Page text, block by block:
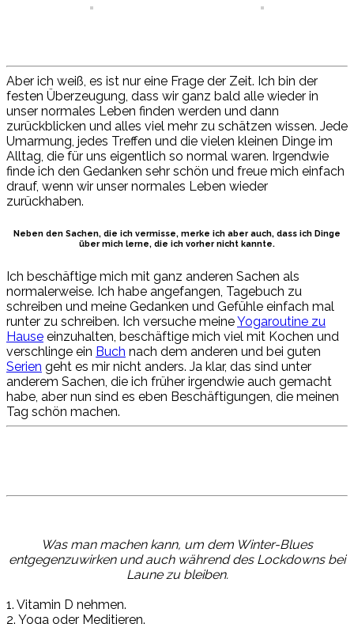
Aber ich weiß, es ist nur eine Frage der Zeit. Ich bin der
festen Überzeugung, dass wir ganz bald alle wieder in
unser normales Leben finden werden und dann
zurückblicken und alles viel mehr zu schätzen wissen. Jede
Umarmung, jedes Treffen und die vielen kleinen Dinge im
Alltag, die für uns eigentlich so normal waren. Irgendwie
finde ich den Gedanken sehr schön und freue mich einfach
drauf, wenn wir unser normales Leben wieder
zurückhaben.
Neben den Sachen, die ich vermisse, merke ich aber auch, dass ich Dinge
über mich lerne, die ich vorher nicht kannte.
Ich beschäftige mich mit ganz anderen Sachen als
normalerweise. Ich habe angefangen, Tagebuch zu
schreiben und meine Gedanken und Gefühle einfach mal
runter zu schreiben. Ich versuche meineYogaroutine zu
Hause einzuhalten, beschäftige mich viel mit Kochen und
verschlinge ein Buch nach dem anderen und bei guten
Serien geht es mir nicht anders. Ja klar, das sind unter
anderem Sachen, die ich früher irgendwie auch gemacht
habe, aber nun sind es eben Beschäftigungen, die meinen
Tag schön machen.
Was man machen kann, um dem Winter-Blues
entgegenzuwirken und auch während des Lockdowns bei
Laune zu bleiben.
1. Vitamin D nehmen.
2. Yoga oder Meditieren.